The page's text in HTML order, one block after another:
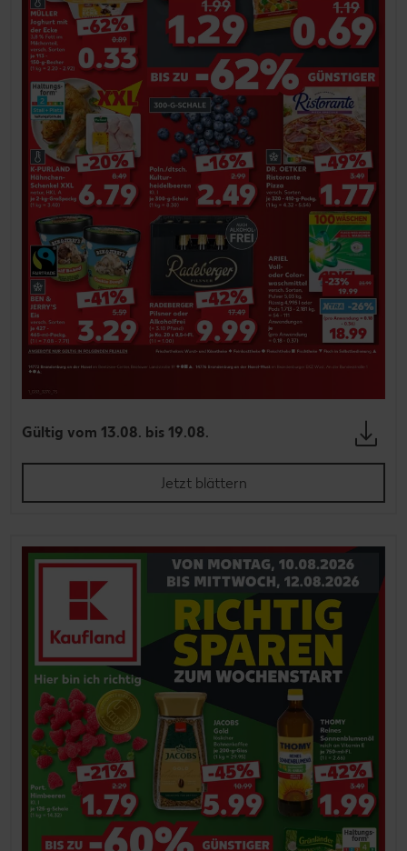
Gültig vom 13.08. bis 19.08.
Jetzt blättern